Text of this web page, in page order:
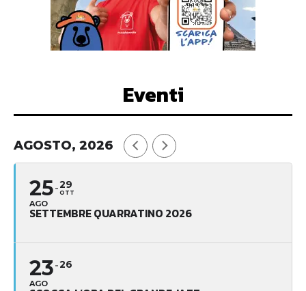
Eventi
AGOSTO, 2026
25
AGO
29
OTT
SETTEMBRE QUARRATINO 2026
23
AGO
26